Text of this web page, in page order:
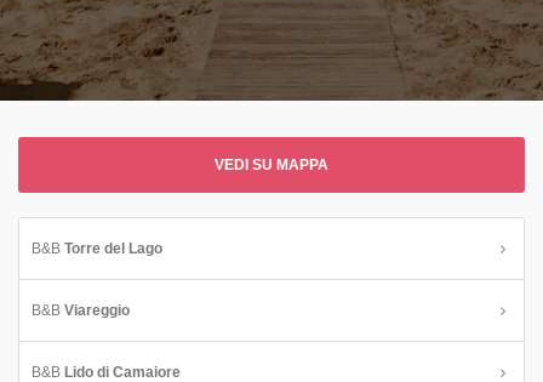
VEDI SU MAPPA
B&B Torre del Lago
B&B Viareggio
B&B Lido di Camaiore